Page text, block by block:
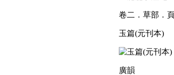
卷二．草部．
玉篇(元刊本)
廣韻